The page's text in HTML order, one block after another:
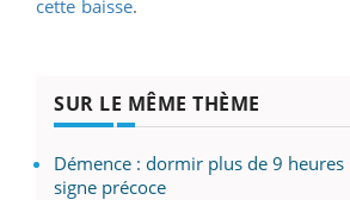
cette baisse.
SUR LE MÊME THÈME
Démence : dormir plus de 9
signe précoce